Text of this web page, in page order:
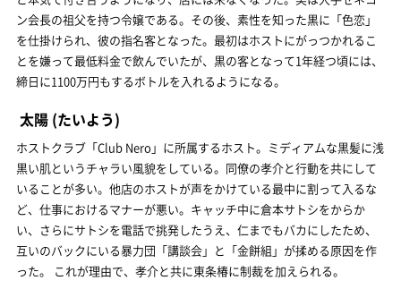
ン会長の祖父を持つ令嬢である。その後、素性を知った黒に「色恋」
を仕掛けられ、彼の指名客となった。最初はホストにがっつかれるこ
とを嫌って最低料金で飲んでいたが、黒の客となって1年経つ頃には、
締日に1100万円もするボトルを入れるようになる。
太陽 (たいよう)
ホストクラブ「Club Nero」に所属するホスト。ミディアムな黒髪に浅
黒い肌というチャラい風貌をしている。同僚の孝介と行動を共にして
いることが多い。他店のホストが声をかけている最中に割って入るな
ど、仕事におけるマナーが悪い。キャッチ中に倉本サトシをからか
い、さらにサトシを電話で挑発したうえ、仁までもバカにしたため、
互いのバックにいる暴力団「講談会」と「金餅組」が揉める原因を作
った。 これが理由で、孝介と共に東条椿に制裁を加えられる。